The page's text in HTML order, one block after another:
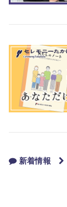
新着情報